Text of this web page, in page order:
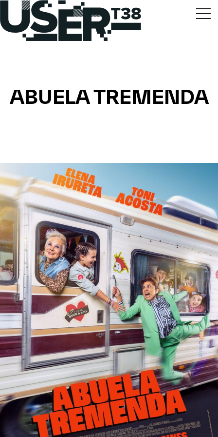
ABUELA TREMENDA